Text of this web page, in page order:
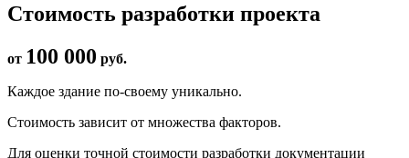
Стоимость разработки проекта
от 100 000 руб.
Каждое здание по-своему уникально.
Стоимость зависит от множества факторов.
Для оценки точной стоимости разработки документации